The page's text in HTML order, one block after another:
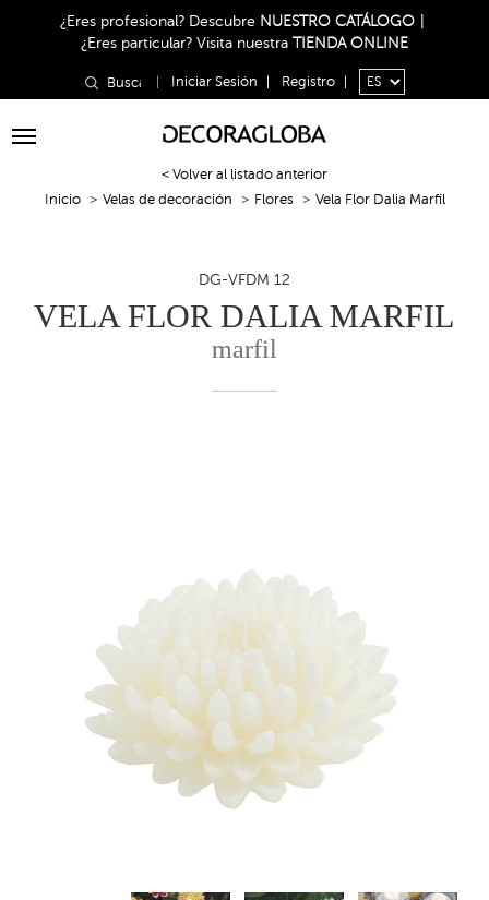
¿Eres profesional? Descubre NUESTRO CATÁLOGO
¿Eres particular? Visita nuestra TIENDA ONLINE
Iniciar Sesión Registro
Toggle
< Volver al listado anterior
Inicio
Velas de decoración Flores Vela Flor Dalia Marfil
DG-VFDM 12
VELA FLOR DALIA MARFIL
marfil